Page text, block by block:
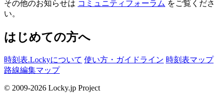
その他のお知らせは コミュニティフォーラム をご覧くださ
い。
はじめての方へ
時刻表.Lockyについて 使い方・ガイドライン 時刻表マップ
路線編集マップ
© 2009-2026 Locky.jp Project